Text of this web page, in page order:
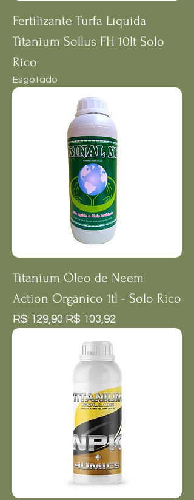
Fertilizante Turfa Líquida
Titanium Sollus FH 10lt Solo
Rico
Esgotado
Titanium Óleo de Neem
Action Orgânico 1tl - Solo Rico
Preço normal
R$ 129,90 Preço promocional
R$ 103,92